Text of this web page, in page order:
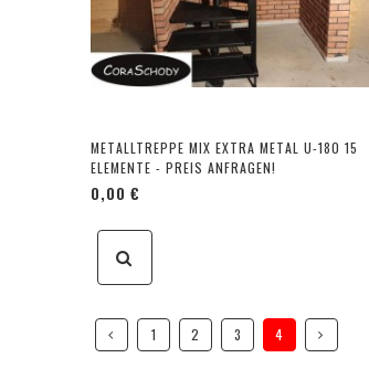
METALLTREPPE MIX EXTRA METAL U-180 15
ELEMENTE - PREIS ANFRAGEN!
0,00 €
1 2 3 4